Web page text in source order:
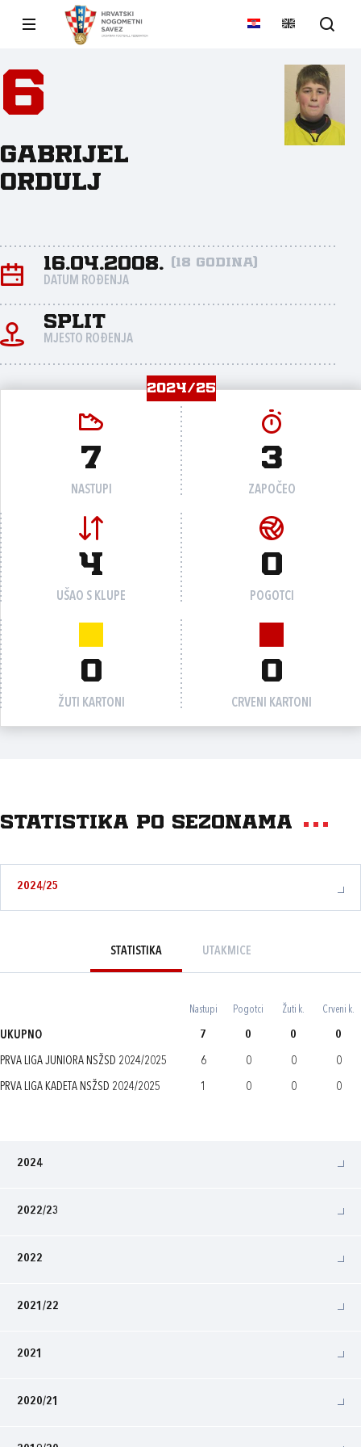
6
Gabrijel
Ordulj
16.04.2008. (18 godina)
DATUM ROĐENJA
Split
MJESTO ROĐENJA
2024/25
7
NASTUPI
3
ZAPOČEO
4
UŠAO S KLUPE
0
POGOTCI
0
ŽUTI KARTONI
0
CRVENI KARTONI
Statistika po sezonama
2024/25
STATISTIKA UTAKMICE
Nastupi Pogotci Žuti k. Crveni k.
UKUPNO 7 0 0 0
PRVA LIGA JUNIORA NSŽSD 2024/2025 6 0 0 0
PRVA LIGA KADETA NSŽSD 2024/2025 1 0 0 0
2024
2022/23
2022
2021/22
2021
2020/21